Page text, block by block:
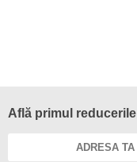
Află primul reducerile